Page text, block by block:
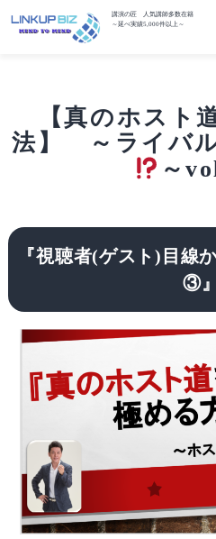
講演の匠 人気講師多数在籍
～延べ実績5,000件以上～
【真のホスト
法】 ～ライバ
～
『視聴者(ゲスト)目線
③』